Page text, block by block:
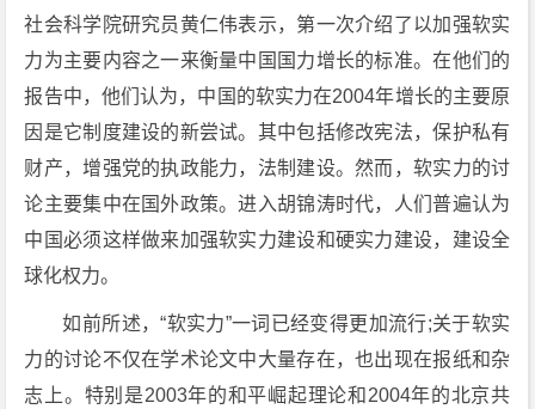
社会科学院研究员黄仁伟表示，第一次介绍了以加强软实
力为主要内容之一来衡量中国国力增长的标准。在他们的
报告中，他们认为，中国的软实力在2004年增长的主要原
因是它制度建设的新尝试。其中包括修改宪法，保护私有
财产，增强党的执政能力，法制建设。然而，软实力的讨
论主要集中在国外政策。进入胡锦涛时代，人们普遍认为
中国必须这样做来加强软实力建设和硬实力建设，建设全
球化权力。
如前所述，“软实力”一词已经变得更加流行;关于软实
力的讨论不仅在学术论文中大量存在，也出现在报纸和杂
志上。特别是2003年的和平崛起理论和2004年的北京共